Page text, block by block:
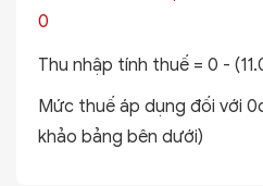
0
Thu nhập tính thuế = 0 -
Mức thuế áp dụng đối với 0
khảo bảng bên dưới)